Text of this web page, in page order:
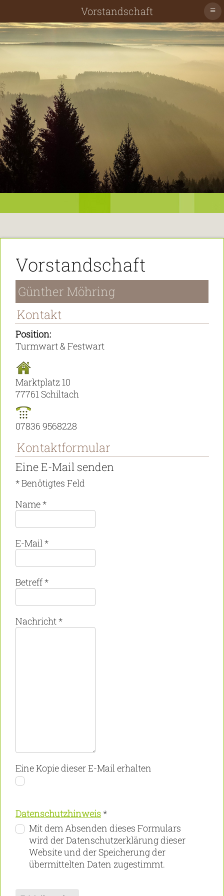
Schiltach
Schenkenzell
Vorstandschaft
Günther Möhring
Kontakt
Position:
Turmwart & Festwart
Adresse:
Marktplatz 10
77761 Schiltach
Telefon:
07836 9568228
Kontaktformular
Eine E-Mail senden
*Benötigtes Feld
Name*
E-Mail*
Betreff*
Nachricht*
Eine Kopie dieser E-Mail erhalten
Datenschutzhinweis*
Datenschutzhinweis
Mit dem Absenden dieses Formulars
wird der Datenschutzerklärung dieser
Website und der Speicherung der
übermittelten Daten zugestimmt.
Vorstandschaft ≡